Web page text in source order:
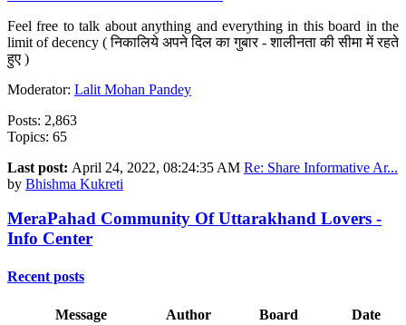
Feel free to talk about anything and everything in this board in the
limit of decency ( निकालिये अपने दिल का गुबार - शालीनता की सीमा में रहते
हुए )
Moderator: Lalit Mohan Pandey
Posts: 2,863
Topics: 65
Last post: April 24, 2022, 08:24:35 AM Re: Share Informative Ar...
by Bhishma Kukreti
MeraPahad Community Of Uttarakhand Lovers -
Info Center
Recent posts
Message Author Board Date